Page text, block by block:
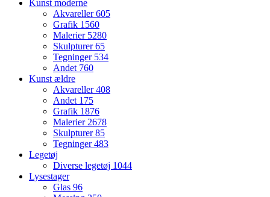
Kunst moderne
Akvareller605
Grafik 1560
Malerier 5280
Skulpturer65
Tegninger 534
Andet 760
Kunst ældre
Akvareller408
Andet 175
Grafik 1876
Malerier 2678
Skulpturer85
Tegninger483
Legetøj
Diverse legetøj 1044
Lysestager
Glas 96